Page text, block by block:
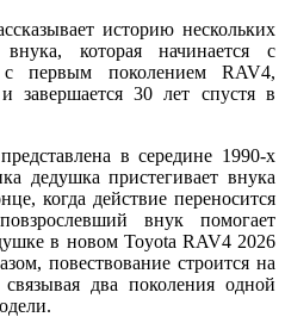
историю нескольких
которая начинается с
с первым поколением RAV4,
завершается 30 лет спустя в
в середине 1990-х
дедушка пристегивает внука
когда действие переносится
внук помогает
в новом Toyota RAV4 2026
повествование строится на
два поколения одной